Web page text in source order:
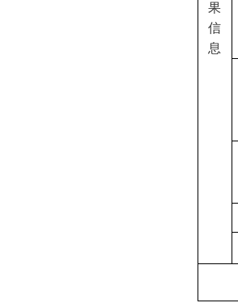
果
信
息